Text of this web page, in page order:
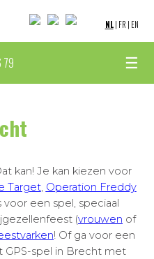
NL| FR | EN
79 ☰
kan! Je kan kiezen voor
Target, Operation Freddy
voor een spel, speciaal
(vrouwen of
! Of ga voor een
GPS-spel in Brecht met